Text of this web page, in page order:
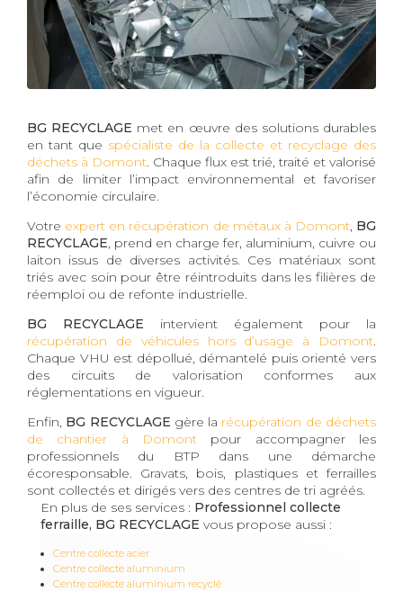
BG RECYCLAGE met en œuvre des solutions durables
en tant que spécialiste de la collecte et recyclage des
déchets à Domont. Chaque flux est trié, traité et valorisé
afin de limiter l’impact environnemental et favoriser
l’économie circulaire.
Votre expert en récupération de métaux à Domont, BG
RECYCLAGE, prend en charge fer, aluminium, cuivre ou
laiton issus de diverses activités. Ces matériaux sont
triés avec soin pour être réintroduits dans les filières de
réemploi ou de refonte industrielle.
BG RECYCLAGE intervient également pour la
récupération de véhicules hors d’usage à Domont.
Chaque VHU est dépollué, démantelé puis orienté vers
des circuits de valorisation conformes aux
réglementations en vigueur.
Enfin, BG RECYCLAGE gère la récupération de déchets
de chantier à Domont pour accompagner les
professionnels du BTP dans une démarche
écoresponsable. Gravats, bois, plastiques et ferrailles
sont collectés et dirigés vers des centres de tri agréés.
En plus de ses services : Professionnel collecte
ferraille, BG RECYCLAGE vous propose aussi :
Centre collecte acier
Centre collecte aluminium
Centre collecte aluminium recyclé